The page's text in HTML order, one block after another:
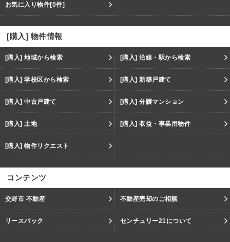
お気に入り物件[0件]
[購入] 物件情報
[購入] 地域から検索 [購入] 沿線・駅から検索
[購入] 学校区から検索 [購入] 新築戸建て
[購入] 中古戸建て [購入] 分譲マンション
[購入] 土地 [購入] 収益・事業用物件
[購入] 物件リクエスト
コンテンツ
交野市 不動産 不動産売却のご相談
リースバック センチュリー21について